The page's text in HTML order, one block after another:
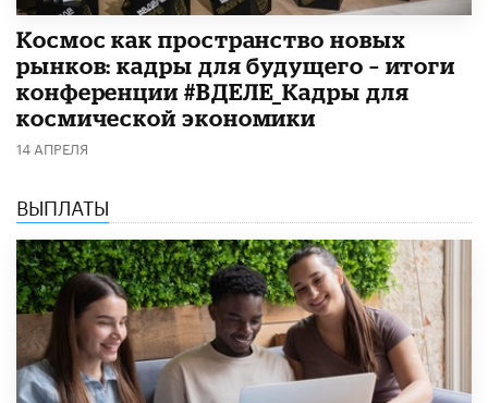
Космос как пространство новых
рынков: кадры для будущего – итоги
конференции #ВДЕЛЕ_Кадры для
космической экономики
14 АПРЕЛЯ
ВЫПЛАТЫ